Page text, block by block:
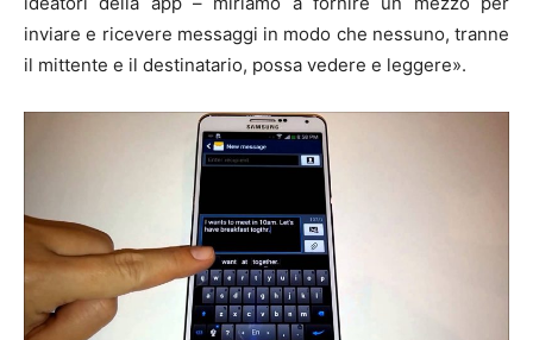
inviare e ricevere messaggi in modo che nessuno, tranne
il mittente e il destinatario, possa vedere e leggere».